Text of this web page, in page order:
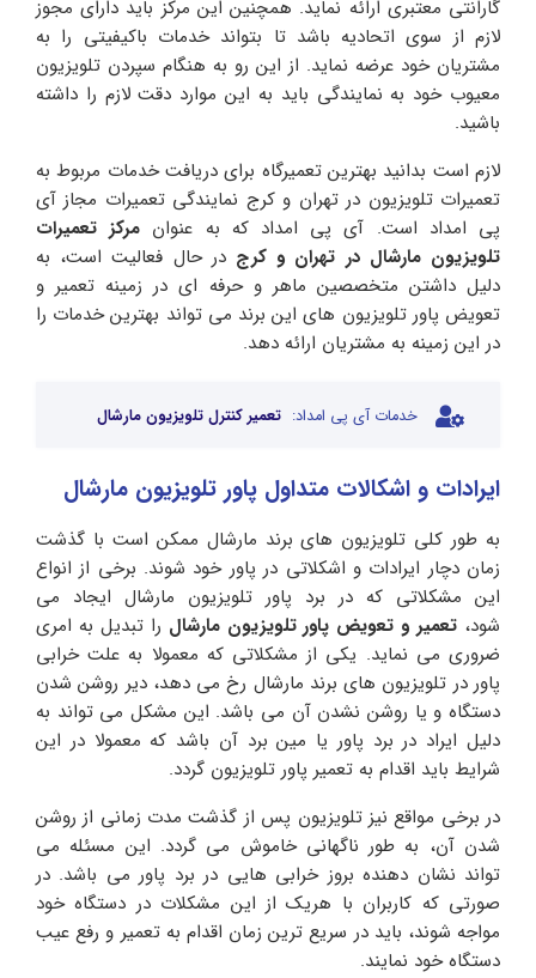
گارانتی معتبری ارائه نماید. همچنین این مرکز باید دارای مجوز
لازم از سوی اتحادیه باشد تا بتواند خدمات باکیفیتی را به
مشتریان خود عرضه نماید. از این رو به هنگام سپردن تلویزیون
معیوب خود به نمایندگی باید به این موارد دقت لازم را داشته
باشید.
لازم است بدانید بهترین تعمیرگاه برای دریافت خدمات مربوط به
تعمیرات تلویزیون در تهران و کرج نمایندگی تعمیرات مجاز آی
پی امداد است. آی پی امداد که به عنوان مرکز تعمیرات
تلویزیون مارشال در تهران و کرج در حال فعالیت است، به
دلیل داشتن متخصصین ماهر و حرفه ای در زمینه تعمیر و
تعویض پاور تلویزیون های این برند می تواند بهترین خدمات را
در این زمینه به مشتریان ارائه دهد.
خدمات آی پی امداد: تعمیر کنترل تلویزیون مارشال
ایرادات و اشکالات متداول پاور تلویزیون مارشال
به طور کلی تلویزیون های برند مارشال ممکن است با گذشت
زمان دچار ایرادات و اشکلاتی در پاور خود شوند. برخی از انواع
این مشکلاتی که در برد پاور تلویزیون مارشال ایجاد می
شود، تعمیر و تعویض پاور تلویزیون مارشال را تبدیل به امری
ضروری می نماید. یکی از مشکلاتی که معمولا به علت خرابی
پاور در تلویزیون های برند مارشال رخ می دهد، دیر روشن شدن
دستگاه و یا روشن نشدن آن می باشد. این مشکل می تواند به
دلیل ایراد در برد پاور یا مین برد آن باشد که معمولا در این
شرایط باید اقدام به تعمیر پاور تلویزیون گردد.
در برخی مواقع نیز تلویزیون پس از گذشت مدت زمانی از روشن
شدن آن، به طور ناگهانی خاموش می گردد. این مسئله می
تواند نشان دهنده بروز خرابی هایی در برد پاور می باشد. در
صورتی که کاربران با هریک از این مشکلات در دستگاه خود
مواجه شوند، باید در سریع ترین زمان اقدام به تعمیر و رفع عیب
دستگاه خود نمایند.